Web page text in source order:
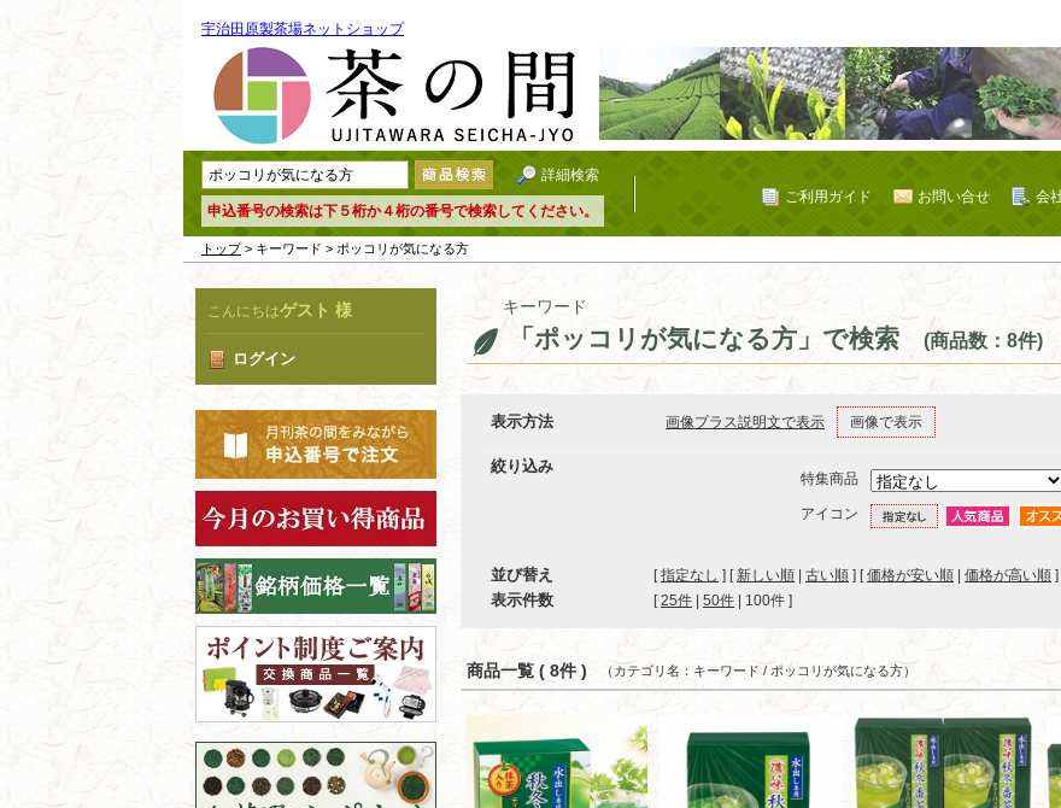
宇治田原製茶場ネットショップ
詳細検索
申込番号の検索は下５桁か４桁の番号で検索してください。
会
お問い合せ
ご利用ガイド
トップ> キーワード > ポッコリが気になる方
こんにちはゲスト 様
ログイン
キーワード
「ポッコリが気になる方」で検索 (商品数：8件)
表示方法 画像プラス説明文で表示 画像で表示
絞り込み
特集商品
アイコン
並び替え [指定なし ] [ 新しい順 古い順 ] [価格が安い順 価格が高い順
表示件数 [ 25件 50件 100件 ]
商品一覧 ( 8件 ) （カテゴリ名：キーワード / ポッコリが気になる方）